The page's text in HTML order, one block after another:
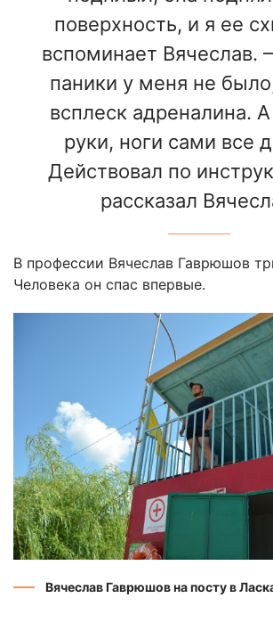
поверхность, и я ее
вспоминает Вячеслав.
паники у меня не
всплеск адреналина.
руки, ноги сами все
Действовал по
рассказал
В профессии Вячеслав Гаврюшов
Человека он спас впервые.
Вячеслав Гаврюшов на посту в